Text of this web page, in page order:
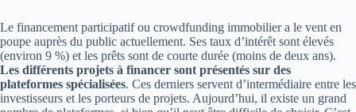
Le financement participatif ou crowdfunding immobilier a le vent en
poupe auprès du public actuellement. Ses taux d’intérêt sont élevés
(environ 9 %) et les prêts sont de courte durée (moins de deux ans).
Les différents projets à financer sont présentés sur des
plateformes spécialisées. Ces derniers servent d’intermédiaire entre les
investisseurs et les porteurs de projets. Aujourd’hui, il existe un grand